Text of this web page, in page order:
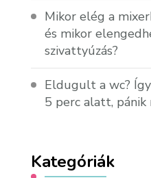
Mikor elég a
és mikor
szivattyúzás?
Eldugult a wc?
5 perc alatt, pánik
Kategóriák